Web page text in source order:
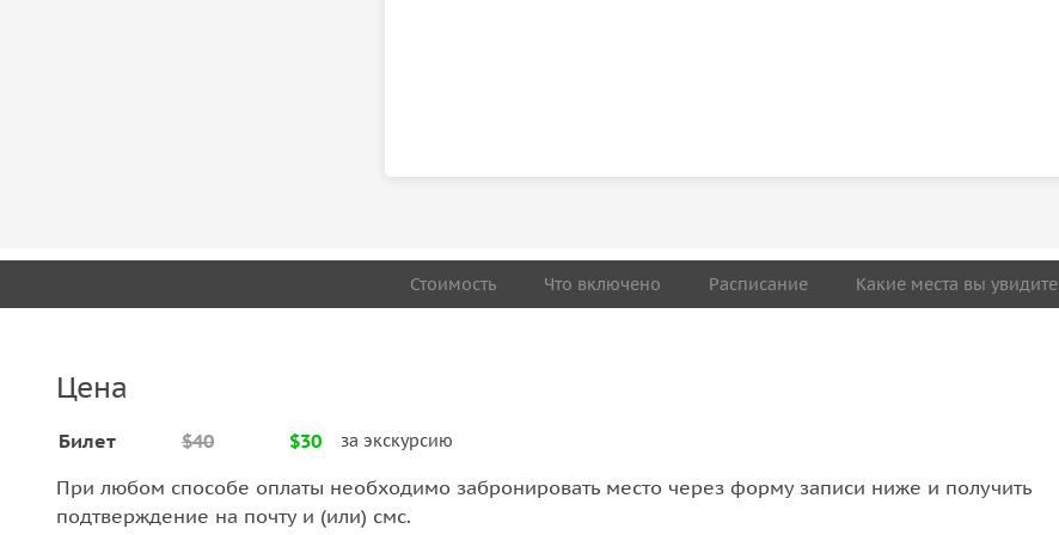
Стоимость Что включено Расписание Какие места вы увидите
Цена
Билет $40 $30 за экскурсию
При любом способе оплаты необходимо забронировать место через форму записи ниже и получить
подтверждение на почту и (или) смс.